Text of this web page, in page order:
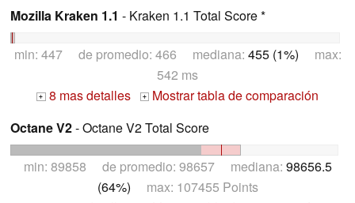
Mozilla Kraken 1.1 - Kraken 1.1 Total Score *
min: 447 de promedio: 466 mediana: 455 (1%) max:
542 ms
+ 8 mas detalles +
Mostrar tabla de comparación
Octane V2- Octane V2 Total Score
min: 89858 de promedio: 98657 mediana: 98656.5
(64%) max: 107455 Points